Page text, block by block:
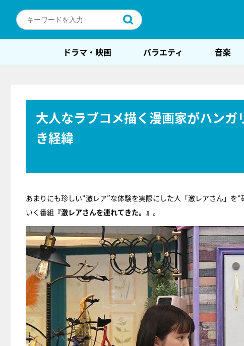
ドラマ・映画 バラエティ 音楽
大人なラブコメ描く漫画家がハン
き経緯
あまりにも珍しい“激レア”な体験を実際にした人「激レアさん」
いく番組 『激レアさんを連れてきた。』 。